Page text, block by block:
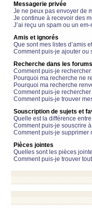
Messagerie privée
Je ne peux pas envoyer de
Je continue à recevoir des
J’ai reçu un spam ou un
Amis et ignorés
Que sont mes listes d’amis
Comment puis-je ajouter ou
Recherche dans les forums
Comment puis-je
Pourquoi ma recherche ne
Pourquoi ma recherche
Comment puis-je
Comment puis-je trouver
Souscription de sujets et
Quelle est la différence
Comment puis-je souscrire
Comment puis-je supprimer
Pièces jointes
Quelles sont les pièces
Comment puis-je trouver